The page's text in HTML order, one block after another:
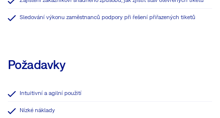
Sledování výkonu zaměstnanců podpory při řešení přiřazených tiketů
Požadavky
Intuitivní a agilní použití
Nízké náklady